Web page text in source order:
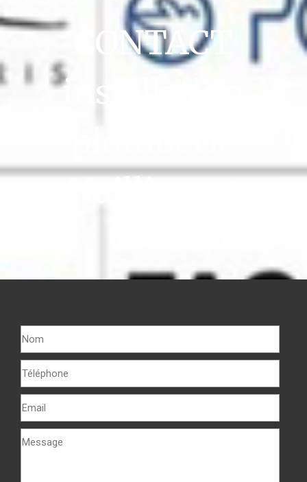
CONTACT
installation